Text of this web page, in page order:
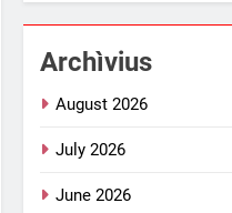
Archìvius
August 2026
July 2026
June 2026